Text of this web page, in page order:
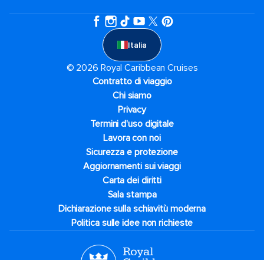
Italia
© 2026 Royal Caribbean Cruises
Contratto di viaggio
Chi siamo
Privacy
Termini d'uso digitale
Lavora con noi
Sicurezza e protezione
Aggiornamenti sui viaggi
Carta dei diritti
Sala stampa
Dichiarazione sulla schiavitù moderna
Politica sulle idee non richieste